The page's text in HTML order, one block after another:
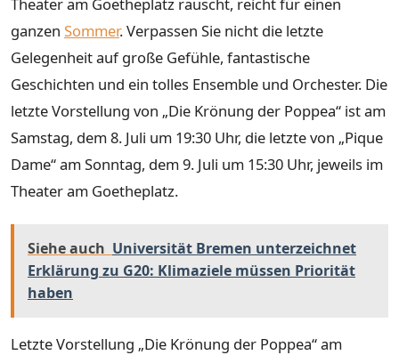
ganzen Sommer. Verpassen Sie nicht die letzte
Gelegenheit auf große Gefühle, fantastische
Geschichten und ein tolles Ensemble und Orchester. Die
letzte Vorstellung von „Die Krönung der Poppea“ ist am
Samstag, dem 8. Juli um 19:30 Uhr, die letzte von „Pique
Dame“ am Sonntag, dem 9. Juli um 15:30 Uhr, jeweils im
Theater am Goetheplatz.
Siehe auch Universität Bremen unterzeichnet
Erklärung zu G20: Klimaziele müssen Priorität
haben
Letzte Vorstellung „Die Krönung der Poppea“ am